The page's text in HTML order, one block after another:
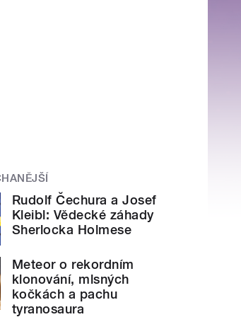
Rudolf Čechura a Josef
Kleibl: Vědecké záhady
Sherlocka Holmese
Meteor o rekordním
klonování, mlsných
kočkách a pachu
tyranosaura